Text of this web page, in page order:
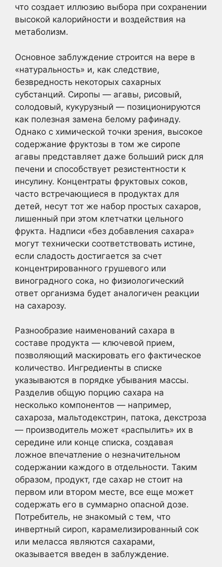
что создает иллюзию выбора при сохранении
высокой калорийности и воздействия на
метаболизм.
Основное заблуждение строится на вере в
«натуральность» и, как следствие,
безвредность некоторых сахарных
субстанций. Сиропы — агавы, рисовый,
солодовый, кукурузный — позиционируются
как полезная замена белому рафинаду.
Однако с химической точки зрения, высокое
содержание фруктозы в том же сиропе
агавы представляет даже больший риск для
печени и способствует резистентности к
инсулину. Концентраты фруктовых соков,
часто встречающиеся в продуктах для
детей, несут тот же набор простых сахаров,
лишенный при этом клетчатки цельного
фрукта. Надписи «без добавления сахара»
могут технически соответствовать истине,
если сладость достигается за счет
концентрированного грушевого или
виноградного сока, но физиологический
ответ организма будет аналогичен реакции
на сахарозу.
Разнообразие наименований сахара в
составе продукта — ключевой прием,
позволяющий маскировать его фактическое
количество. Ингредиенты в списке
указываются в порядке убывания массы.
Разделив общую порцию сахара на
несколько компонентов — например,
сахароза, мальтодекстрин, патока, декстроза
— производитель может «распылить» их в
середине или конце списка, создавая
ложное впечатление о незначительном
содержании каждого в отдельности. Таким
образом, продукт, где сахар не стоит на
первом или втором месте, все еще может
содержать его в суммарно опасной дозе.
Потребитель, не знакомый с тем, что
инвертный сироп, карамелизированный сок
или меласса являются сахарами,
оказывается введен в заблуждение.